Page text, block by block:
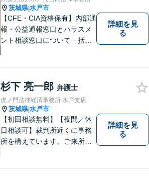
さい。
茨城県|水戸市
【CFE・CIA資格保有】内部通
報・公益通報窓口とハラスメ
ント相談窓口について一括対
詳細を見
る
杉下 亮一郎 弁護士
虎ノ門法律経済事務所 水戸支店
茨城県|水戸市
【初回相談無料】【夜間／休
日相談可】裁判所近くに事務
所を構えています。ご来所・
詳細を見
る